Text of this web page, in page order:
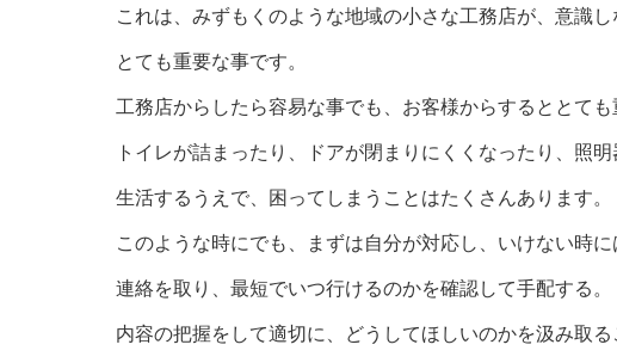
これは、みずもくのような地域の小さな工務店が、意識
とても重要な事です。
工務店からしたら容易な事でも、お客様からするととても
トイレが詰まったり、ドアが閉まりにくくなったり、照
生活するうえで、困ってしまうことはたくさんあります。
このような時にでも、まずは自分が対応し、いけない時
連絡を取り、最短でいつ行けるのかを確認して手配する。
内容の把握をして適切に、どうしてほしいのかを汲み取る